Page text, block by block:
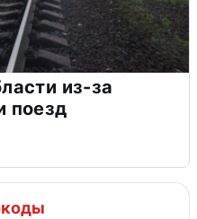
из-за
поезд